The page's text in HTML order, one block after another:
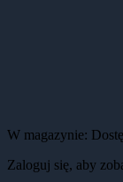
W magazynie:
Zaloguj się, aby